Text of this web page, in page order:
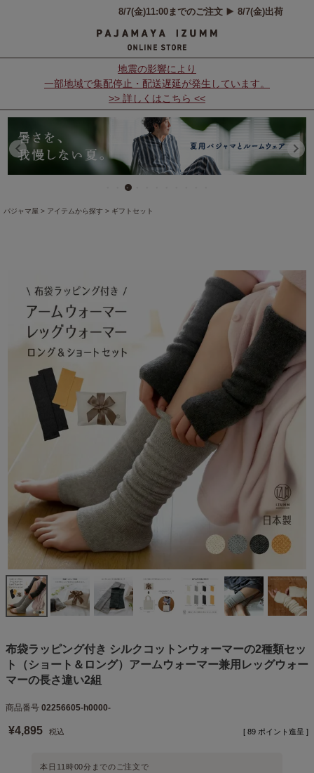
地震の影響により
一部地域で集配停止・配送遅延が発生しています。
>> 詳しくはこちら <<
パジャマ屋 アイテムから探す ギフトセット
布袋ラッピング付き シルクコットンウォーマーの2種類セッ
ト（ショート＆ロング）アームウォーマー兼用レッグウォー
マーの長さ違い2組
商品番号 02256605-h0000-
¥4,895 税込 [ 89 ポイント進呈 ]
本日 11時00分 までのご注文で